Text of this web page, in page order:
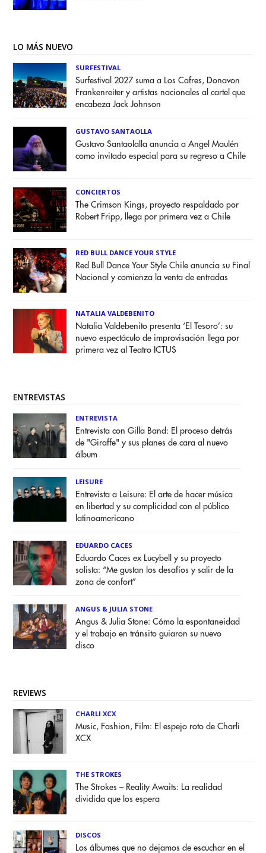
LO MÁS NUEVO
SURFESTIVAL
Surfestival 2027 suma a Los Cafres, Donavon
Frankenreiter y artistas nacionales al cartel que
encabeza Jack Johnson
GUSTAVO SANTAOLLA
Gustavo Santaolalla anuncia a Angel Maulén
como invitado especial para su regreso a Chile
CONCIERTOS
The Crimson Kings, proyecto respaldado por
Robert Fripp, llega por primera vez a Chile
RED BULL DANCE YOUR STYLE
Red Bull Dance Your Style Chile anuncia su Final
Nacional y comienza la venta de entradas
NATALIA VALDEBENITO
Natalia Valdebenito presenta ‘El Tesoro’: su
nuevo espectáculo de improvisación llega por
primera vez al Teatro ICTUS
ENTREVISTAS
ENTREVISTA
Entrevista con Gilla Band: El proceso detrás
de "Giraffe" y sus planes de cara al nuevo
álbum
LEISURE
Entrevista a Leisure: El arte de hacer música
en libertad y su complicidad con el público
latinoamericano
EDUARDO CACES
Eduardo Caces ex Lucybell y su proyecto
solista: “Me gustan los desafíos y salir de la
zona de confort”
ANGUS & JULIA STONE
Angus & Julia Stone: Cómo la espontaneidad
y el trabajo en tránsito guiaron su nuevo
disco
REVIEWS
CHARLI XCX
Music, Fashion, Film: El espejo roto de Charli
XCX
THE STROKES
The Strokes – Reality Awaits: La realidad
dividida que los espera
DISCOS
Los álbumes que no dejamos de escuchar en el